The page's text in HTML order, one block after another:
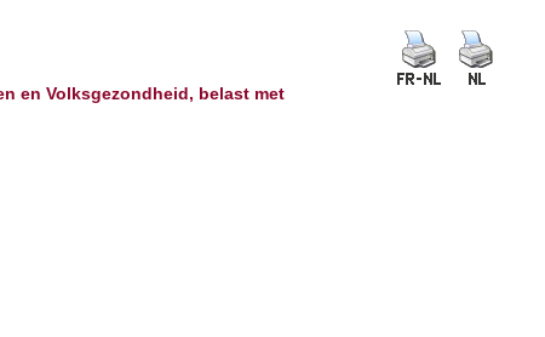
en Volksgezondheid, belast met